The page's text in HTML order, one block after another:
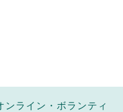
ライン・ボランティ